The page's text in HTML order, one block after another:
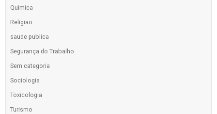
Química
Religiao
saude publica
Segurança do Trabalho
Sem categoria
Sociologia
Toxicologia
Turismo